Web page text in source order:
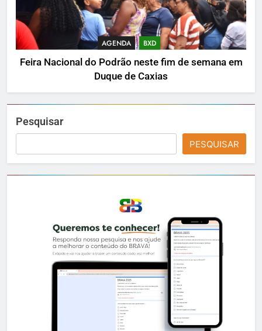
AGENDA BXD
Feira Nacional do Podrão neste fim de semana em
Duque de Caxias
Pesquisar
PESQUISAR